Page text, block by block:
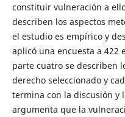
constituir vulneración a
describen los aspectos
el estudio es empírico y
aplicó una encuesta a 422
parte cuatro se describen
derecho seleccionado y
termina con la discusión y
argumenta que la